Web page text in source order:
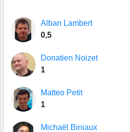
Alban Lambert
0,5
Donatien Noizet
1
Matteo Petit
1
Michaël Biniaux